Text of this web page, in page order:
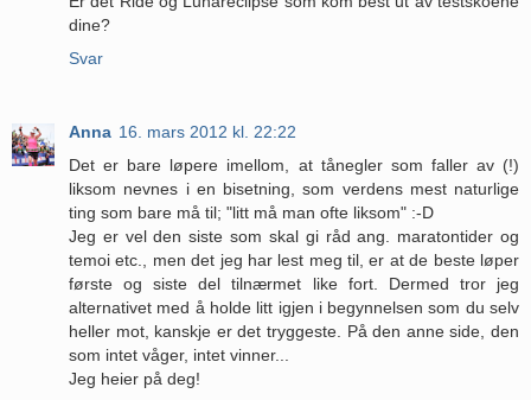
dine?
Svar
Anna 16. mars 2012 kl. 22:22
Det er bare løpere imellom, at tånegler som faller av (!)
liksom nevnes i en bisetning, som verdens mest naturlige
ting som bare må til; "litt må man ofte liksom" :-D
Jeg er vel den siste som skal gi råd ang. maratontider og
temoi etc., men det jeg har lest meg til, er at de beste løper
første og siste del tilnærmet like fort. Dermed tror jeg
alternativet med å holde litt igjen i begynnelsen som du selv
heller mot, kanskje er det tryggeste. På den anne side, den
som intet våger, intet vinner...
Jeg heier på deg!